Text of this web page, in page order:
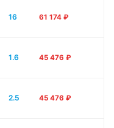
16 61 174 ₽
1.6 45 476 ₽
2.5 45 476 ₽